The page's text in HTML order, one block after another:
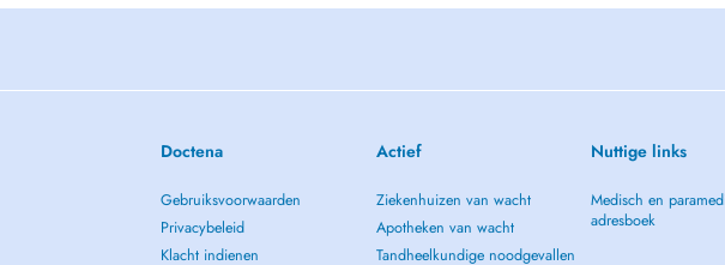
Doctena
Gebruiksvoorwaarden
Privacybeleid
Klacht indienen
Actief
Ziekenhuizen van wacht
Apotheken van wacht
Tandheelkundige noodgevallen
Nuttige links
Medisch en
adresboek